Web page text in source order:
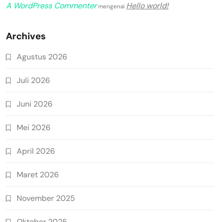
A WordPress Commentermengenai Hello world!
Archives
Agustus 2026
Juli 2026
Juni 2026
Mei 2026
April 2026
Maret 2026
November 2025